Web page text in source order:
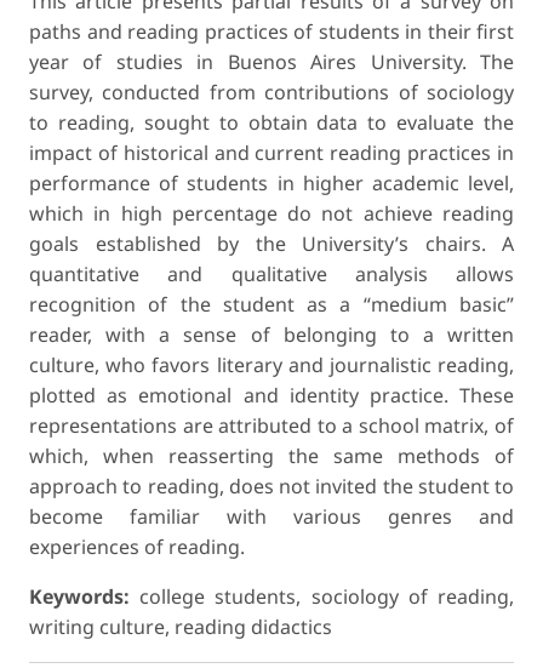
paths and reading practices of students in their first
year of studies in Buenos Aires University. The
survey, conducted from contributions of sociology
to reading, sought to obtain data to evaluate the
impact of historical and current reading practices in
performance of students in higher academic level,
which in high percentage do not achieve reading
goals established by the University’s chairs. A
quantitative and qualitative analysis allows
recognition of the student as a “medium basic”
reader, with a sense of belonging to a written
culture, who favors literary and journalistic reading,
plotted as emotional and identity practice. These
representations are attributed to a school matrix, of
which, when reasserting the same methods of
approach to reading, does not invited the student to
become familiar with various genres and
experiences of reading.
Keywords: college students, sociology of reading,
writing culture, reading didactics